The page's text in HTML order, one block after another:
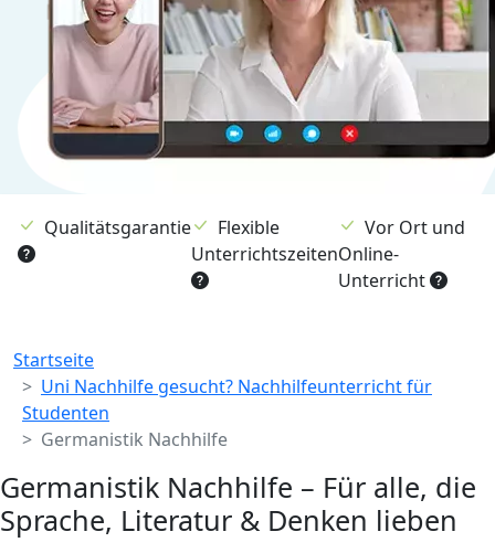
Qualitätsgarantie
Flexible
Unterrichtszeiten
Vor Ort und
Online-
Unterricht
Breadcrumb
Startseite
Uni Nachhilfe gesucht? Nachhilfeunterricht für
Studenten
Germanistik Nachhilfe
Germanistik Nachhilfe – Für alle, die
Sprache, Literatur & Denken lieben